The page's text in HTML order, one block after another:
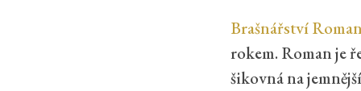
Brašnářství
rokem. Roman je
šikovná na